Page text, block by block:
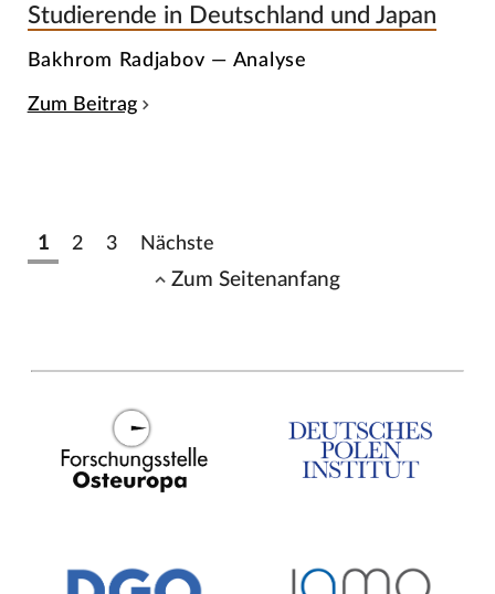
Studierende in Deutschland und Japan
Bakhrom Radjabov — Analyse
Zum Beitrag
1 2 3 Nächste
Zum Seitenanfang